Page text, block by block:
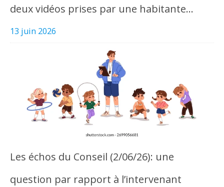
deux vidéos prises par une habitante…
13 juin 2026
Les échos du Conseil (2/06/26): une
question par rapport à l’intervenant